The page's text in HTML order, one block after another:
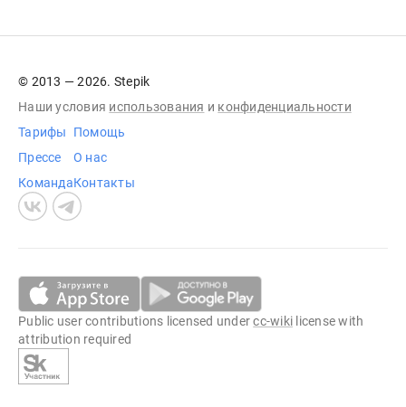
© 2013 — 2026. Stepik
Наши условия использования и конфиденциальности
Тарифы
Прессе
Команда
Помощь
О нас
Контакты
Public user contributions licensed undercc-wiki license with
attribution required